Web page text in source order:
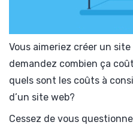
Vous aimeriez créer un
demandez combien ça
quels sont les coûts à
d’un site web?
Cessez de vous